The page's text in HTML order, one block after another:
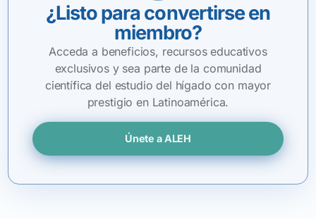
¿Listo para convertirse en
miembro?
Acceda a beneficios, recursos educativos
exclusivos y sea parte de la comunidad
científica del estudio del hígado con mayor
prestigio en Latinoamérica.
Únete a ALEH